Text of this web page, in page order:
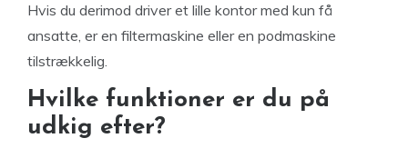
Hvis du derimod driver et lille kontor med kun få
ansatte, er en filtermaskine eller en podmaskine
tilstrækkelig.
Hvilke funktioner er du på
udkig efter?